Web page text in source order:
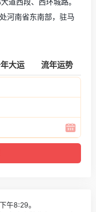
河南省东南部，驻马
大运 流年运势
午8:29。